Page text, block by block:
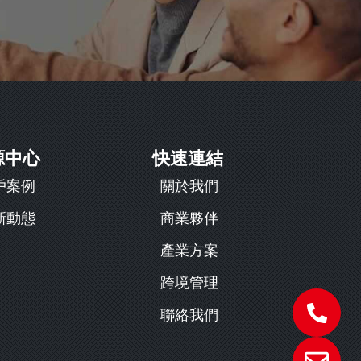
中心
案例
動態
快速連結
關於我們
商業夥伴
產業方案
跨境管理
聯絡我們